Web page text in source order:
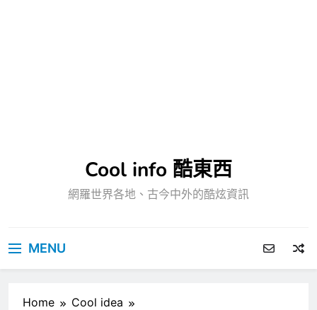
Cool info 酷東西
網羅世界各地、古今中外的酷炫資訊
MENU
Home
Cool idea